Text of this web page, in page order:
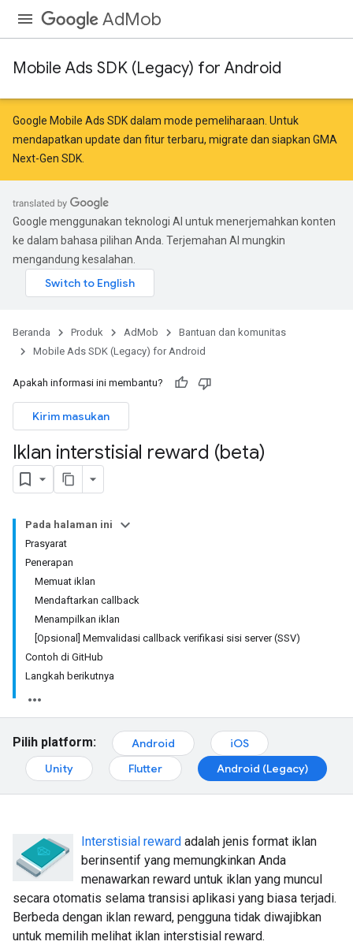
AdMob
Mobile Ads SDK (Legacy) for Android
Google Mobile Ads SDK dalam mode pemeliharaan. Untuk
mendapatkan update dan fitur terbaru, migrate dan siapkan GMA
Next-Gen SDK
Google menggunakan teknologi AI untuk menerjemahkan konten
ke dalam bahasa pilihan Anda. Terjemahan AI mungkin
mengandung kesalahan.
Beranda Produk AdMob
Bantuan dan komunitas
Mobile Ads SDK (Legacy) for Android
Apakah informasi ini membantu?
Kirim masukan
Iklan interstisial reward (beta)
Pada halaman ini
Prasyarat
Penerapan
Memuat iklan
Mendaftarkan callback
Menampilkan iklan
[Opsional] Memvalidasi callback verifikasi sisi server (SSV)
Contoh di GitHub
Langkah berikutnya
Pilih platform: Android
iOS
Unity
Flutter Android (Legacy)
Interstisial rewardadalah jenis format iklan
berinsentif yang memungkinkan Anda
menawarkan reward untuk iklan yang muncul
secara otomatis selama transisi aplikasi yang biasa terjadi.
Berbeda dengan iklan reward, pengguna tidak diwajibkan
untuk memilih melihat iklan interstisial reward.